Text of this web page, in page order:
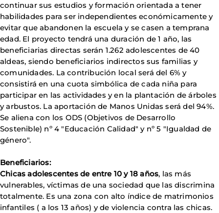
continuar sus estudios y formación orientada a tener
habilidades para ser independientes económicamente y
evitar que abandonen la escuela y se casen a temprana
edad. El proyecto tendrá una duración de 1 año, las
beneficiarias directas serán 1.262 adolescentes de 40
aldeas, siendo beneficiarios indirectos sus familias y
comunidades. La contribución local será del 6% y
consistirá en una cuota simbólica de cada niña para
participar en las actividades y en la plantación de árboles
y arbustos. La aportación de Manos Unidas será del 94%.
Se aliena con los ODS (Objetivos de Desarrollo
Sostenible) nº 4 "Educación Calidad" y nº 5 "Igualdad de
género".
Beneficiarios:
Chicas adolescentes de entre 10 y 18 años, las más
vulnerables, víctimas de una sociedad que las discrimina
totalmente. Es una zona con alto índice de matrimonios
infantiles ( a los 13 años) y de violencia contra las chicas.